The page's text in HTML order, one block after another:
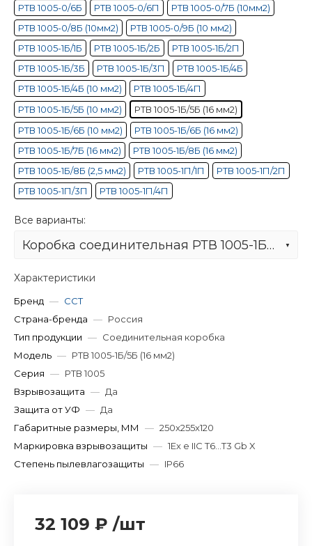
РТВ 1005-0/6Б
РТВ 1005-0/6П
РТВ 1005-0/7Б (10мм2)
РТВ 1005-0/8Б (10мм2)
РТВ 1005-0/9Б (10 мм2)
РТВ 1005-1Б/1Б
РТВ 1005-1Б/2Б
РТВ 1005-1Б/2П
РТВ 1005-1Б/3Б
РТВ 1005-1Б/3П
РТВ 1005-1Б/4Б
РТВ 1005-1Б/4Б (10 мм2)
РТВ 1005-1Б/4П
РТВ 1005-1Б/5Б (10 мм2)
РТВ 1005-1Б/5Б (16 мм2)
РТВ 1005-1Б/6Б (10 мм2)
РТВ 1005-1Б/6Б (16 мм2)
РТВ 1005-1Б/7Б (16 мм2)
РТВ 1005-1Б/8Б (16 мм2)
РТВ 1005-1Б/8Б (2,5 мм2)
РТВ 1005-1П/1П
РТВ 1005-1П/2П
РТВ 1005-1П/3П
РТВ 1005-1П/4П
Все варианты:
Коробка соединительная РТВ 1005-1Б/5Б (16 мм2)
Характеристики
Бренд — ССТ
Страна-бренда — Россия
Тип продукции — Соединительная коробка
Модель — РТВ 1005-1Б/5Б (16 мм2)
Серия — РТВ 1005
Взрывозащита — Да
Защита от УФ — Да
Габаритные размеры, ММ
— 250x255x120
Маркировка взрывозащиты — 1Ex e IIC T6...T3 Gb X
Степень пылевлагозащиты — IP66
32 109 ₽ /шт